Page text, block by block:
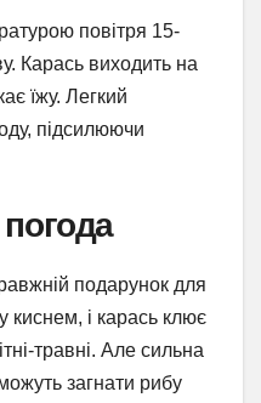
повітря 15-
Карась виходить на
їжу. Легкий
підсилюючи
подарунок для
киснем, і карась клює
травні. Але сильна
загнати рибу